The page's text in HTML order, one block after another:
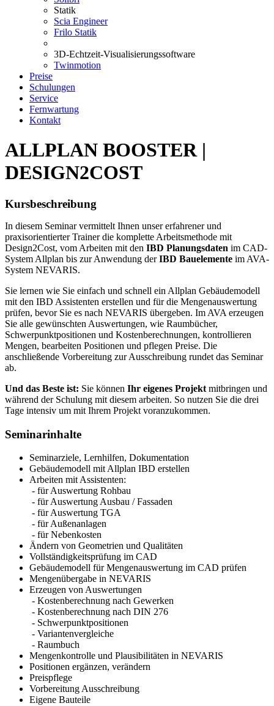
Statik
Scia Engineer
Frilo Statik
3D-Echtzeit-Visualisierungssoftware
Twinmotion
Preise
Schulungen
Service
Fernwartung
Kontakt
ALLPLAN BOOSTER |
DESIGN2COST
Kursbeschreibung
In diesem Seminar vermittelt Ihnen unser erfahrener und
praxisorientierter Trainer die komplette Arbeitsmethode mit
Design2Cost, vom Arbeiten mit den IBD Planungsdaten im CAD-
System Allplan bis zur Anwendung derIBD Bauelemente im AVA-
System NEVARIS.
Sie lernen wie Sie einfach und schnell ein Allplan Gebäudemodell
mit den IBD Assistenten erstellen und für die Mengenauswertung
prüfen, bevor Sie es nach NEVARIS übergeben. Im AVA erzeugen
Sie alle gewünschten Auswertungen, wie Raumbücher,
Schwerpunktpositionen und Kostenberechnungen, kontrollieren
Mengen, bearbeiten Positionen und pflegen Preise. Die
anschließende Vorbereitung zur Ausschreibung rundet das Seminar
ab.
Und das Beste ist: Sie können Ihr eigenes Projekt mitbringen und
während der Schulung mit diesem arbeiten. So nutzen Sie die drei
Tage intensiv um mit Ihrem Projekt voranzukommen.
Seminarinhalte
Seminarziele, Lernhilfen, Dokumentation
Gebäudemodell mit Allplan IBD erstellen
Arbeiten mit Assistenten:
- für Auswertung Rohbau
- für Auswertung Ausbau / Fassaden
- für Auswertung TGA
- für Außenanlagen
- für Nebenkosten
Ändern von Geometrien und Qualitäten
Vollständigkeitsprüfung im CAD
Gebäudemodell für Mengenauswertung im CAD prüfen
Mengenübergabe in NEVARIS
Erzeugen von Auswertungen
- Kostenberechnung nach Gewerken
- Kostenberechnung nach DIN 276
- Schwerpunktpositionen
- Variantenvergleiche
- Raumbuch
Mengenkontrolle und Plausibilitäten in NEVARIS
Positionen ergänzen, verändern
Preispflege
Vorbereitung Ausschreibung
Eigene Bauteile